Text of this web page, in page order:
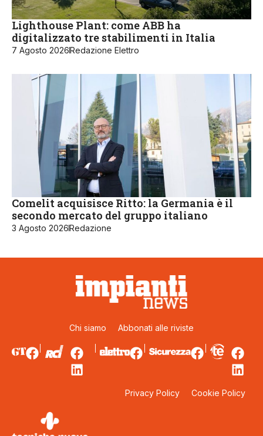
Lighthouse Plant: come ABB ha
digitalizzato tre stabilimenti in Italia
7 Agosto 2026Redazione Elettro
Comelit acquisisce Ritto: la Germania è il
secondo mercato del gruppo italiano
3 Agosto 2026Redazione
Chi siamo Abbonati alle riviste
Privacy Policy Cookie Policy